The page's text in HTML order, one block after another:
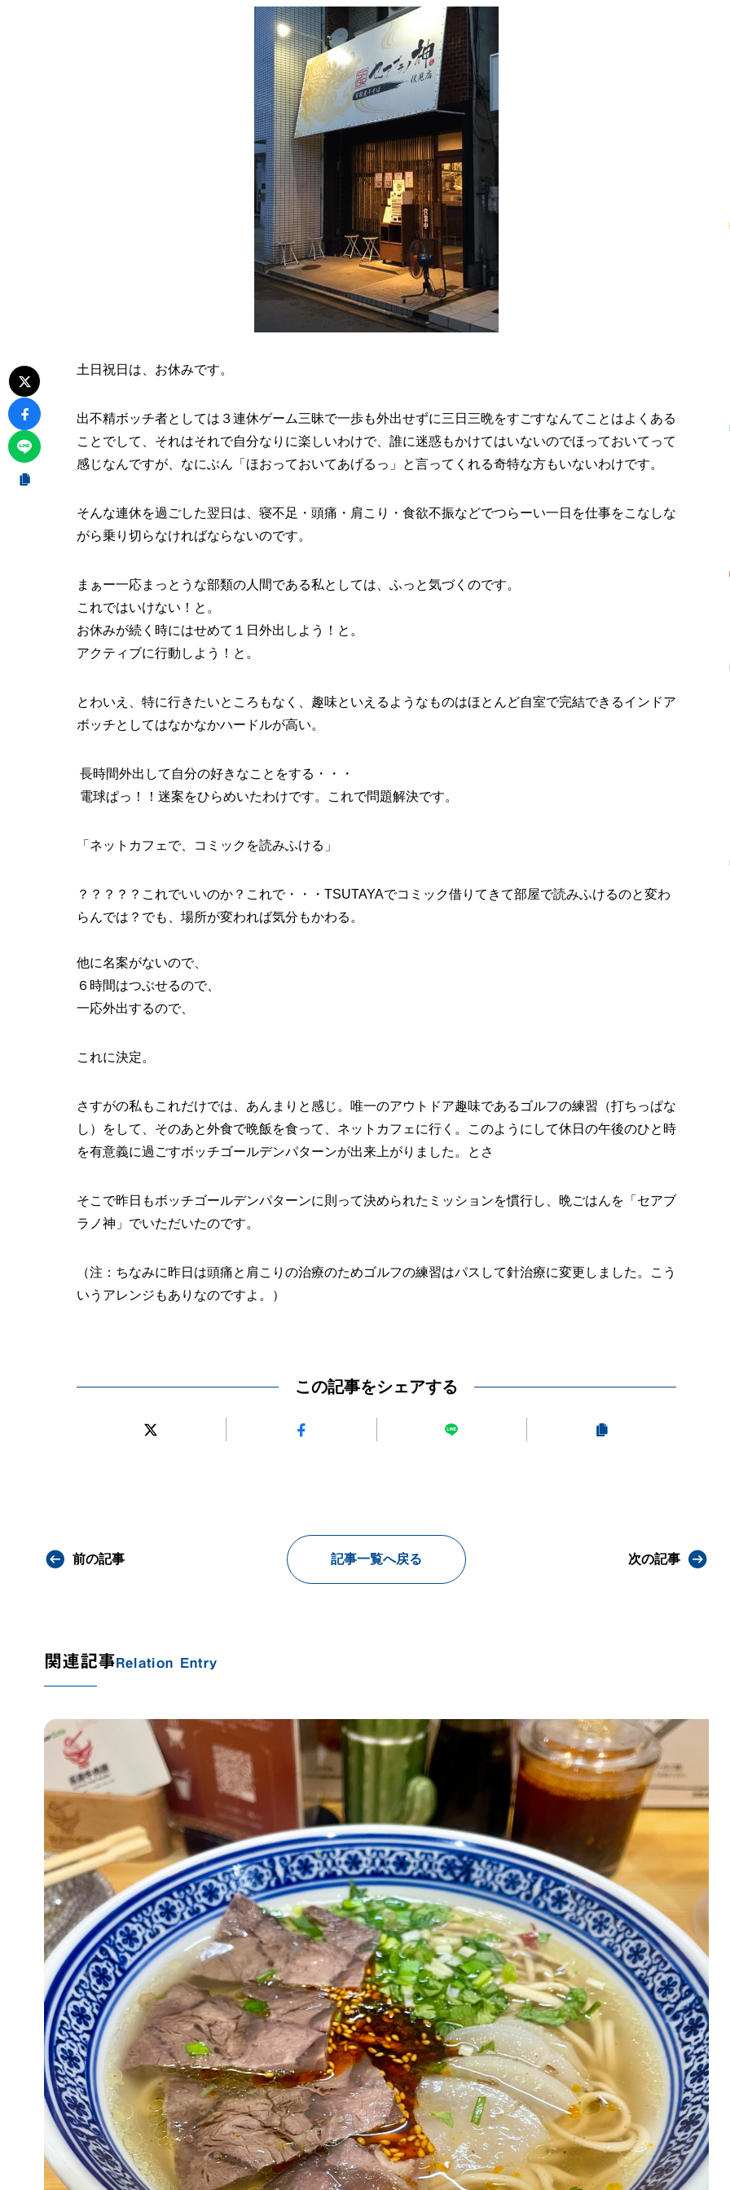
土日祝日は、お休みです。
出不精ボッチ者としては３連休ゲーム三昧で一歩も外出せずに三日三晩をすごすなんてことはよくある
ことでして、それはそれで自分なりに楽しいわけで、誰に迷惑もかけてはいないのでほっておいてって
感じなんですが、なにぶん「ほおっておいてあげるっ」と言ってくれる奇特な方もいないわけです。
そんな連休を過ごした翌日は、寝不足・頭痛・肩こり・食欲不振などでつらーい一日を仕事をこなしな
がら乗り切らなければならないのです。
まぁー一応まっとうな部類の人間である私としては、ふっと気づくのです。
これではいけない！と。
お休みが続く時にはせめて１日外出しよう！と。
アクティブに行動しよう！と。
とわいえ、特に行きたいところもなく、趣味といえるようなものはほとんど自室で完結できるインドア
ボッチとしてはなかなかハードルが高い。
長時間外出して自分の好きなことをする・・・
電球ぱっ！！迷案をひらめいたわけです。これで問題解決です。
「ネットカフェで、コミックを読みふける」
？？？？？これでいいのか？これで・・・TSUTAYAでコミック借りてきて部屋で読みふけるのと変わ
らんでは？でも、場所が変われば気分もかわる。
他に名案がないので、
６時間はつぶせるので、
一応外出するので、
これに決定。
さすがの私もこれだけでは、あんまりと感じ。唯一のアウトドア趣味であるゴルフの練習（打ちっぱな
し）をして、そのあと外食で晩飯を食って、ネットカフェに行く。このようにして休日の午後のひと時
を有意義に過ごすボッチゴールデンパターンが出来上がりました。とさ
そこで昨日もボッチゴールデンパターンに則って決められたミッションを慣行し、晩ごはんを「セアブ
ラノ神」でいただいたのです。
（注：ちなみに昨日は頭痛と肩こりの治療のためゴルフの練習はパスして針治療に変更しました。こう
いうアレンジもありなのですよ。）
この記事をシェアする
前の記事 記事一覧へ戻る 次の記事
関連記事Relation Entry